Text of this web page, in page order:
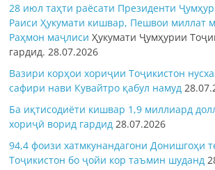
28 июл таҳти раёсати Президенти
Раиси Ҳукумати кишвар, Пешвои миллат
Раҳмон маҷлисиҲукумати Ҷумҳурии
гардид.28.07.2026
Вазири корҳои хориҷии Тоҷикистон
сафири нави Кувайтро қабул намуд
Ба иқтисодиёти кишвар 1,9 миллиард
хориҷӣ ворид гардид 28.07.2026
94,4 фоизи хатмкунандагони Донишгоҳи
Тоҷикистон бо ҷойи кор таъмин шуданд